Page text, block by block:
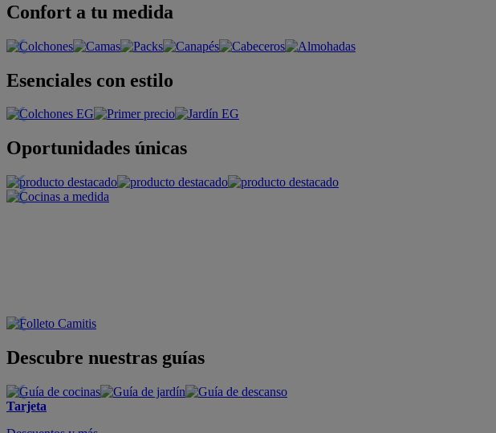
Confort a tu medida
Esenciales con estilo
Oportunidades únicas
Descubre nuestras guías
Tarjeta